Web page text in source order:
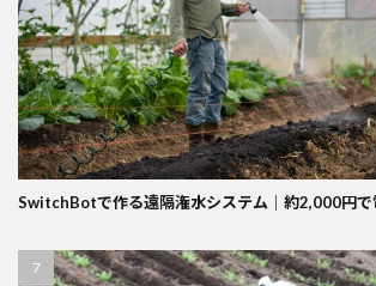
SwitchBotで作る遠隔潅水システム｜約2,000円で